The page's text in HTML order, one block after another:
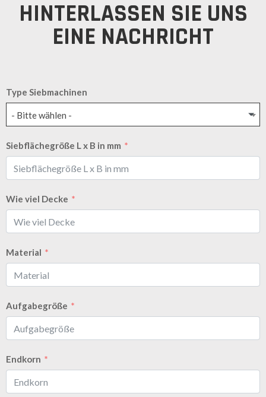
HINTERLASSEN SIE UNS
EINE NACHRICHT
Type Siebmachinen
- Bitte wählen -
Siebflächegröße L x B in mm
Wie viel Decke
Material
Aufgabegröße
Endkorn